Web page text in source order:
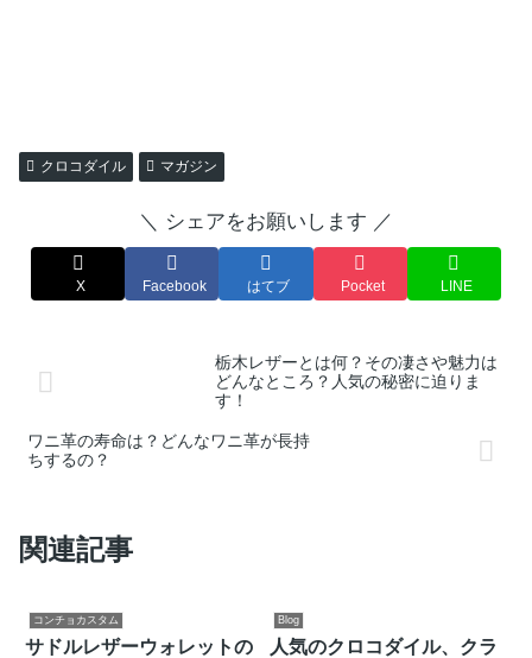
クロコダイル マガジン
＼ シェアをお願いします ／
X Facebook はてブ Pocket LINE
栃木レザーとは何？その凄さや魅力は
どんなところ？人気の秘密に迫りま
す！
ワニ革の寿命は？どんなワニ革が長持
ちするの？
関連記事
コンチョカスタム
サドルレザーウォレットの
Blog
人気のクロコダイル、クラ